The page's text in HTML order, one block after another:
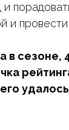
и
и
в сезоне,